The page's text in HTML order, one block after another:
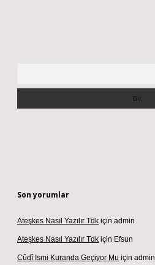
Son yorumlar
Ateşkes Nasıl Yazılır Tdk için admin
Ateşkes Nasıl Yazılır Tdk için Efsun
Cûdî Ismi Kuranda Geçiyor Mu için admin